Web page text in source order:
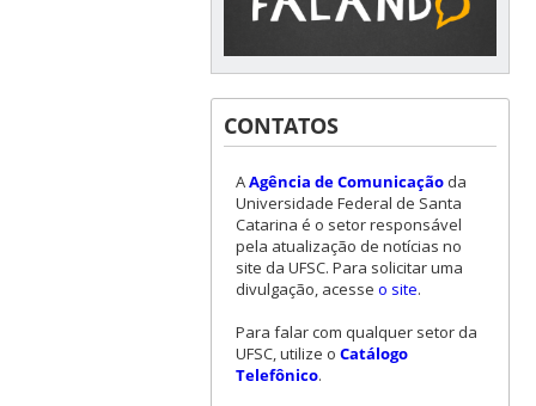
CONTATOS
AAgência de Comunicaçãoda
Universidade Federal de Santa
Catarina é o setor responsável
pela atualização de notícias no
site da UFSC. Para solicitar uma
divulgação, acesse o site.
Para falar com qualquer setor da
UFSC, utilize o Catálogo
Telefônico.